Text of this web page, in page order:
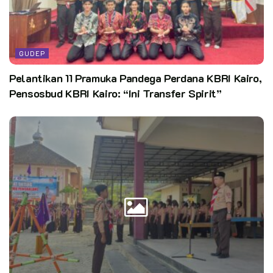
Foto : Istimewa
Pelantikan Penegak Bantara dilaksanakan oleh Ketua Majelis
Pembimbing Gugusdepan, Kakak Titin Dimayanti,S.P,M.M.
didampingi Anggota Mabigus Kak Amran Amil Harahap. Ada 7
Penegak Putri dan 10 Penegak Putra dilantik menjadi Penegak
Bantara.
GUDEP
Pelantikan 11 Pramuka Pandega Perdana KBRI Kairo,
Pensosbud KBRI Kairo: “Ini Transfer Spirit”